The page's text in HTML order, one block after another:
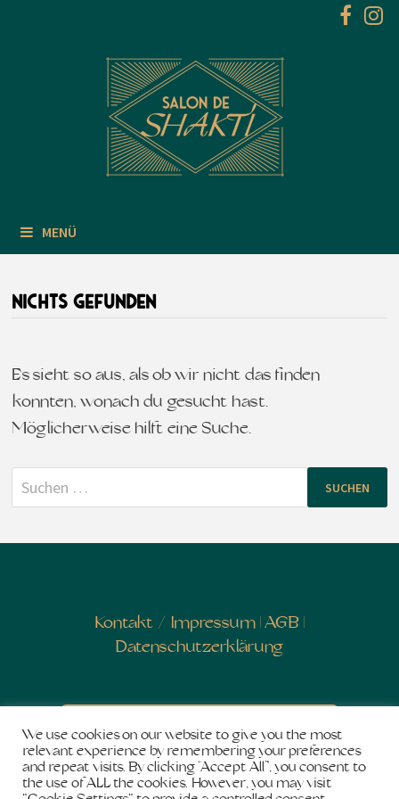
MENÜ
NICHTS GEFUNDEN
Es sieht so aus, als ob wir nicht das finden
konnten, wonach du gesucht hast.
Möglicherweise hilft eine Suche.
Suchen
nach:
Kontakt / Impressum| AGB|
Datenschutzerklärung
Newsletter abonnieren
We use cookies on our website to give you the most
relevant experience by remembering your preferences
and repeat visits. By clicking “Accept All”, you consent to
the use of ALL the cookies. However, you may visit